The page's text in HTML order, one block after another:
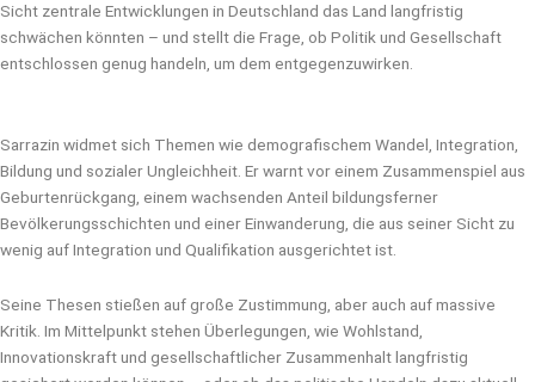
Sicht zentrale Entwicklungen in Deutschland das Land langfristig
schwächen könnten – und stellt die Frage, ob Politik und Gesellschaft
entschlossen genug handeln, um dem entgegenzuwirken.
Sarrazin widmet sich Themen wie demografischem Wandel, Integration,
Bildung und sozialer Ungleichheit. Er warnt vor einem Zusammenspiel aus
Geburtenrückgang, einem wachsenden Anteil bildungsferner
Bevölkerungsschichten und einer Einwanderung, die aus seiner Sicht zu
wenig auf Integration und Qualifikation ausgerichtet ist.
Seine Thesen stießen auf große Zustimmung, aber auch auf massive
Kritik. Im Mittelpunkt stehen Überlegungen, wie Wohlstand,
Innovationskraft und gesellschaftlicher Zusammenhalt langfristig